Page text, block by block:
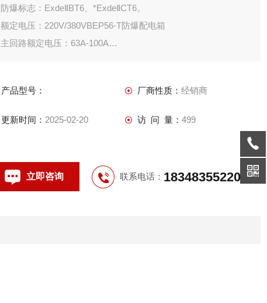
防爆标志：ExdeⅡBT6、*ExdeⅡCT6。
额定电压：220V/380VBEP56-T防爆配电箱
主回路额定电压：63A-100A
产品型号： 厂商性质： 经销商
更新时间： 2025-02-20 访 问 量： 499
立即咨询 联系电话： 18348355220